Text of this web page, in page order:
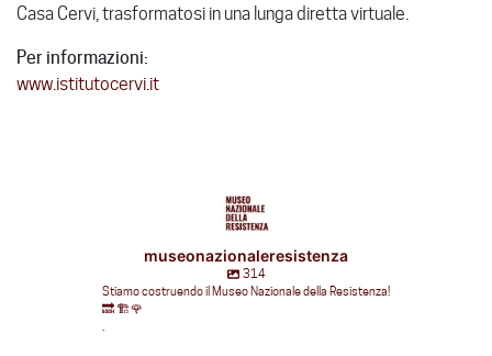
Casa Cervi, trasformatosi in una lunga diretta virtuale.
Per informazioni:
www.istitutocervi.it
museonazionaleresistenza
314
Stiamo costruendo il Museo Nazionale della Resistenza!
🔜 🏗🌹
.